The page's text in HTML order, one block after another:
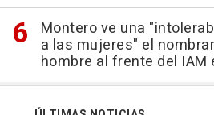
Montero ve una
a las mujeres" el
hombre al frente del IAM